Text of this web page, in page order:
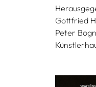
Gottfried
Peter